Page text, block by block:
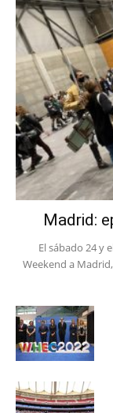
Madrid:
El sábado 24 y
Weekend a